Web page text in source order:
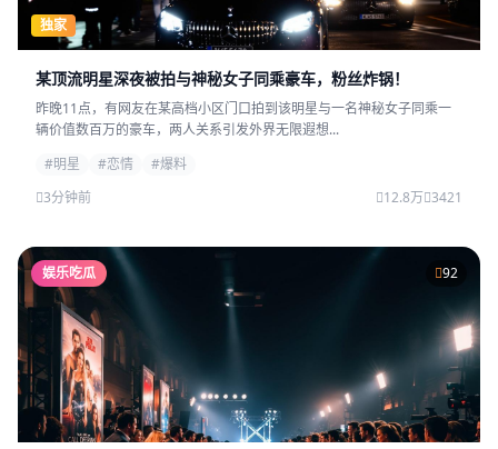
独家
某顶流明星深夜被拍与神秘女子同乘豪车，粉丝炸锅！
昨晚11点，有网友在某高档小区门口拍到该明星与一名神秘女子同乘一
辆价值数百万的豪车，两人关系引发外界无限遐想...
#明星
#恋情
#爆料
3分钟前
12.8万 3421
娱乐吃瓜 92